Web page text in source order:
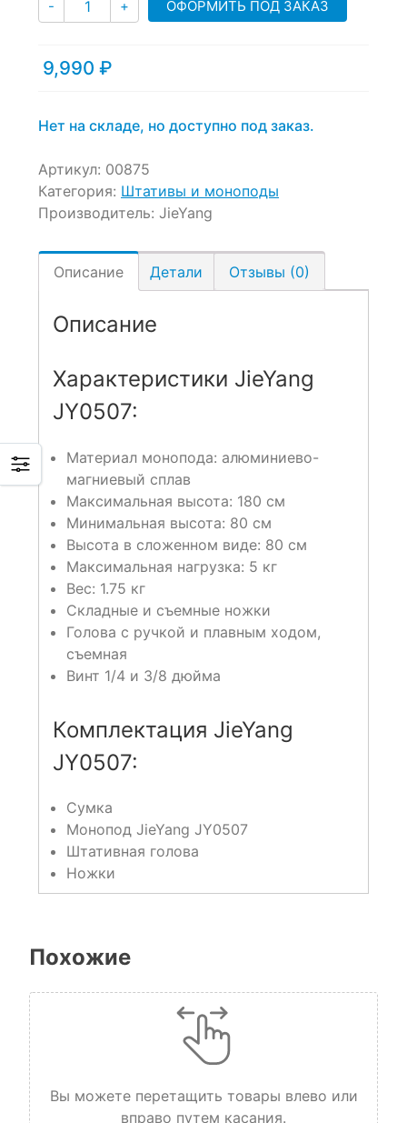
- + ОФОРМИТЬ ПОД ЗАКАЗ
9,990 ₽
Нет на складе, но доступно под заказ.
Артикул: 00875
Категория: Штативы и моноподы
Производитель: JieYang
Описание Детали Отзывы (0)
Описание
Характеристики JieYang
JY0507:
Материал монопода: алюминиево-
магниевый сплав
Максимальная высота: 180 см
Минимальная высота: 80 см
Высота в сложенном виде: 80 см
Максимальная нагрузка: 5 кг
Вес: 1.75 кг
Складные и съемные ножки
Голова с ручкой и плавным ходом,
съемная
Винт 1/4 и 3/8 дюйма
Комплектация JieYang
JY0507:
Сумка
Монопод JieYang JY0507
Штативная голова
Ножки
Похожие
Вы можете перетащить товары влево или
вправо путем касания.